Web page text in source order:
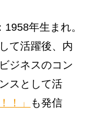
年生まれ。
て活躍後、内
ジネスのコン
スとして活
！」
も発信